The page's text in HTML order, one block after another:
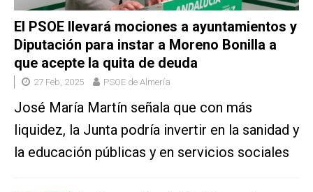
El PSOE llevará mociones a ayuntamientos y
Diputación para instar a Moreno Bonilla a
que acepte la quita de deuda
27 Feb, 2025 PSOE de Almería
José María Martín señala que con más
liquidez, la Junta podría invertir en la sanidad y
la educación públicas y en servicios sociales